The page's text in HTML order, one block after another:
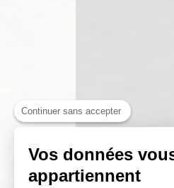
Continuer sans accepter
Vos données
appartiennent